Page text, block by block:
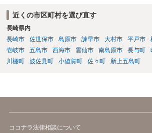
取りで「詐欺か」と聞いただけで名誉毀損は成
ンバー総合フリーダイヤルへ連絡し、カードの
きを行う ・万が一に備え、会社には「個人情報
に巻き込まれた」と事前伝えておく すでに警察
すので、今後別のアカウントから連絡が来ても一
加の報告を行ってください。
近くの市区町村を選び直す
長崎県内
長崎市
佐世保市 島原市 諫早市 大村市 平戸市
壱岐市
五島市 西海市 雲仙市 南島原市 長与町
川棚町
波佐見町 小値賀町 佐々町 新上五島町
ココナラ法律相談について